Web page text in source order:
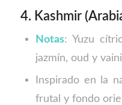
4. Kashmir
Notas: Yuzu
jazmín, oud y
Inspirado en la
frutal y fondo